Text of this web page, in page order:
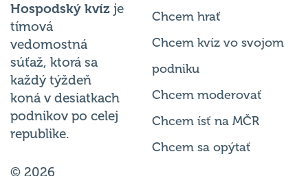
Hospodský kvíz je
tímová
vedomostná
súťaž, ktorá sa
každý týždeň
koná v desiatkach
podnikov po celej
republike.
© 2026
Chcem hrať
Chcem kvíz vo svojom
podniku
Chcem moderovať
Chcem ísť na MČR
Chcem sa opýtať